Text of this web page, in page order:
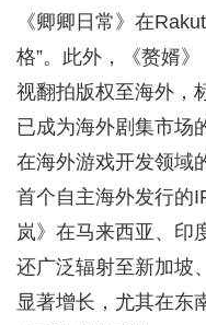
《卿卿日常》在
格”。此外，《赘婿
视翻拍版权至海外，
已成为海外剧集市场
在海外游戏开发领域
首个自主海外发行的
岚》在马来西亚、印
还广泛辐射至新加坡
显著增长，尤其在东